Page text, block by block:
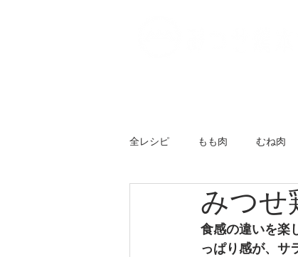
全レシピ もも肉 むね肉
丸鶏・半丸 スライス
みつせ
食感の違いを楽
っぱり感が、サ